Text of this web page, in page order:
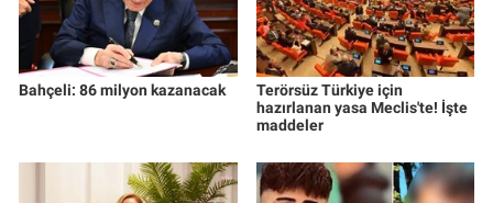
Bahçeli: 86 milyon kazanacak
Terörsüz Türkiye için
hazırlanan yasa Meclis'te! İşte
maddeler